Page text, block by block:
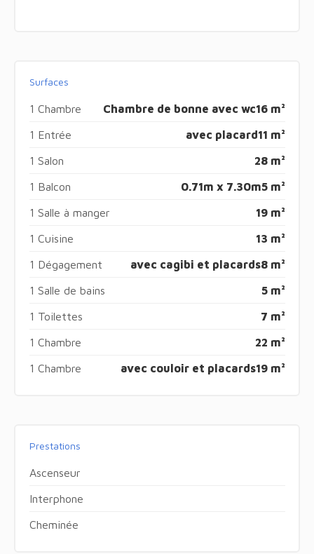
Surfaces
1 Chambre 16 m²
Chambre de bonne avec wc
1 Entrée 11 m²
avec placard
1 Salon 28 m²
1 Balcon 5 m²
0.71m x 7.30m
1 Salle à manger 19 m²
1 Cuisine 13 m²
1 Dégagement 8 m²
avec cagibi et placards
1 Salle de bains 5 m²
1 Toilettes 7 m²
1 Chambre 22 m²
1 Chambre 19 m²
avec couloir et placards
Prestations
Ascenseur
Interphone
Cheminée